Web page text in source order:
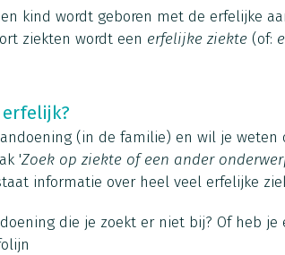
kind wordt geboren met de erfelijke
ziekten wordt een erfelijke ziekte(of:
erfelijk?
(in de familie) en wil je weten
'Zoek op ziekte of een ander
informatie over heel veel erfelijke
die je zoekt er niet bij? Of heb je